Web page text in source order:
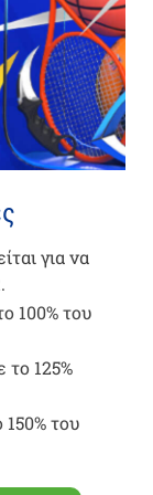
για να
100% του
το 125%
του